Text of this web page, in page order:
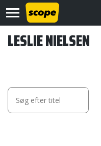
Om
LESLIE NIELSEN